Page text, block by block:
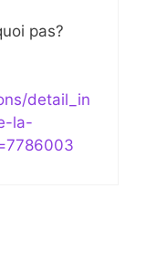
pas?
detail_in
la-